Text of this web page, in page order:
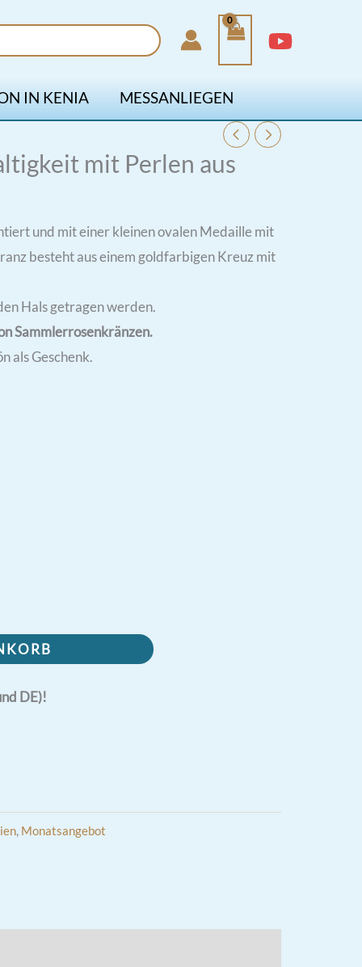
IN KENIA MESSANLIEGEN
mit Perlen aus
und mit einer kleinen ovalen Medaille mit
besteht aus einem goldfarbigen Kreuz mit
Hals getragen werden.
Sammlerrosenkränzen.
als Geschenk.
DE)!
, Monatsangebot